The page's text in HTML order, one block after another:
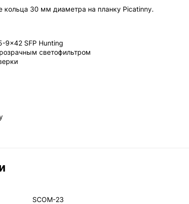
30 мм диаметра на планку Picatinny.
9x42 SFP Hunting
светофильтром
SCOM-23